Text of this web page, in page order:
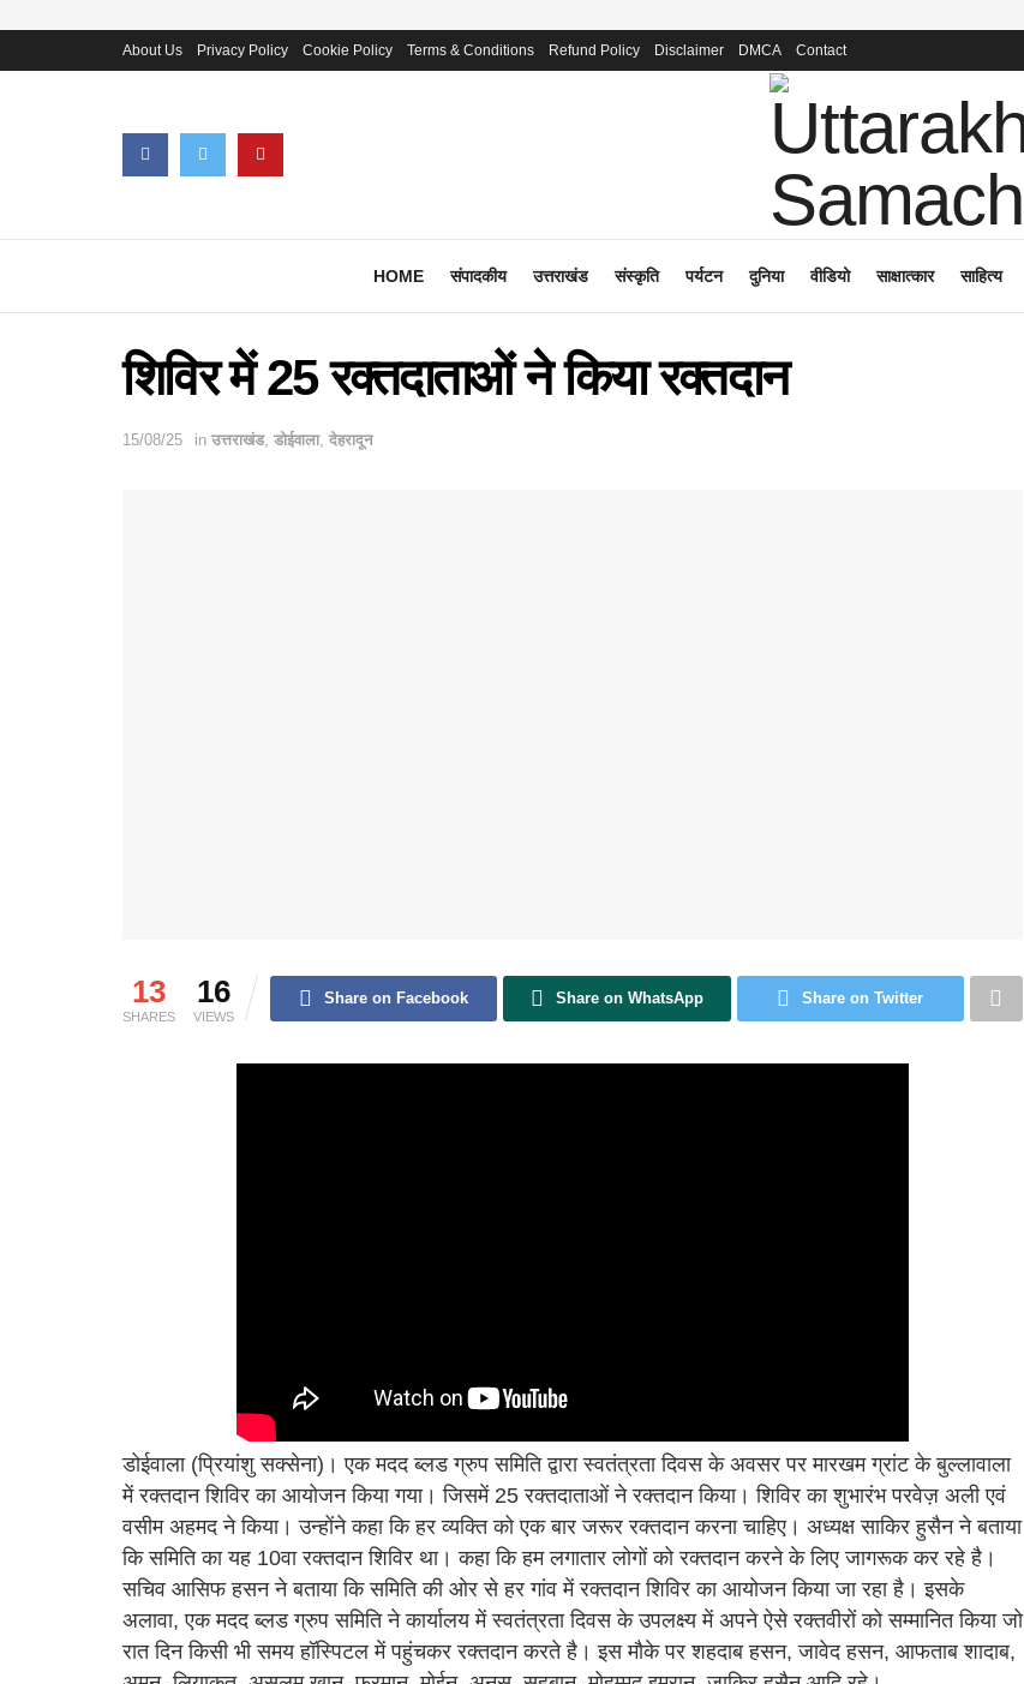
About Us Privacy Policy Cookie Policy Terms & Conditions Refund Policy Disclaimer DMCA Contact
HOME संपादकीय उत्तराखंड संस्कृति पर्यटन दुनिया वीडियो साक्षात्कार साहित्य
शिविर में 25 रक्तदाताओं ने किया रक्तदान
15/08/25 in उत्तराखंड, डोईवाला, देहरादून
13
SHARES
16
VIEWS
Share on Facebook Share on WhatsApp Share on Twitter
डोईवाला (प्रियांशु सक्सेना)। एक मदद ब्लड ग्रुप समिति द्वारा स्वतंत्रता दिवस के अवसर पर मारखम ग्रांट के बुल्लावाला
में रक्तदान शिविर का आयोजन किया गया। जिसमें 25 रक्तदाताओं ने रक्तदान किया। शिविर का शुभारंभ परवेज़ अली एवं
वसीम अहमद ने किया। उन्होंने कहा कि हर व्यक्ति को एक बार जरूर रक्तदान करना चाहिए। अध्यक्ष साकिर हुसैन ने बताया
कि समिति का यह 10वा रक्तदान शिविर था। कहा कि हम लगातार लोगों को रक्तदान करने के लिए जागरूक कर रहे है।
सचिव आसिफ हसन ने बताया कि समिति की ओर से हर गांव में रक्तदान शिविर का आयोजन किया जा रहा है। इसके
अलावा, एक मदद ब्लड ग्रुप समिति ने कार्यालय में स्वतंत्रता दिवस के उपलक्ष्य में अपने ऐसे रक्तवीरों को सम्मानित किया जो
रात दिन किसी भी समय हॉस्पिटल में पहुंचकर रक्तदान करते है। इस मौके पर शहदाब हसन, जावेद हसन, आफताब शादाब,